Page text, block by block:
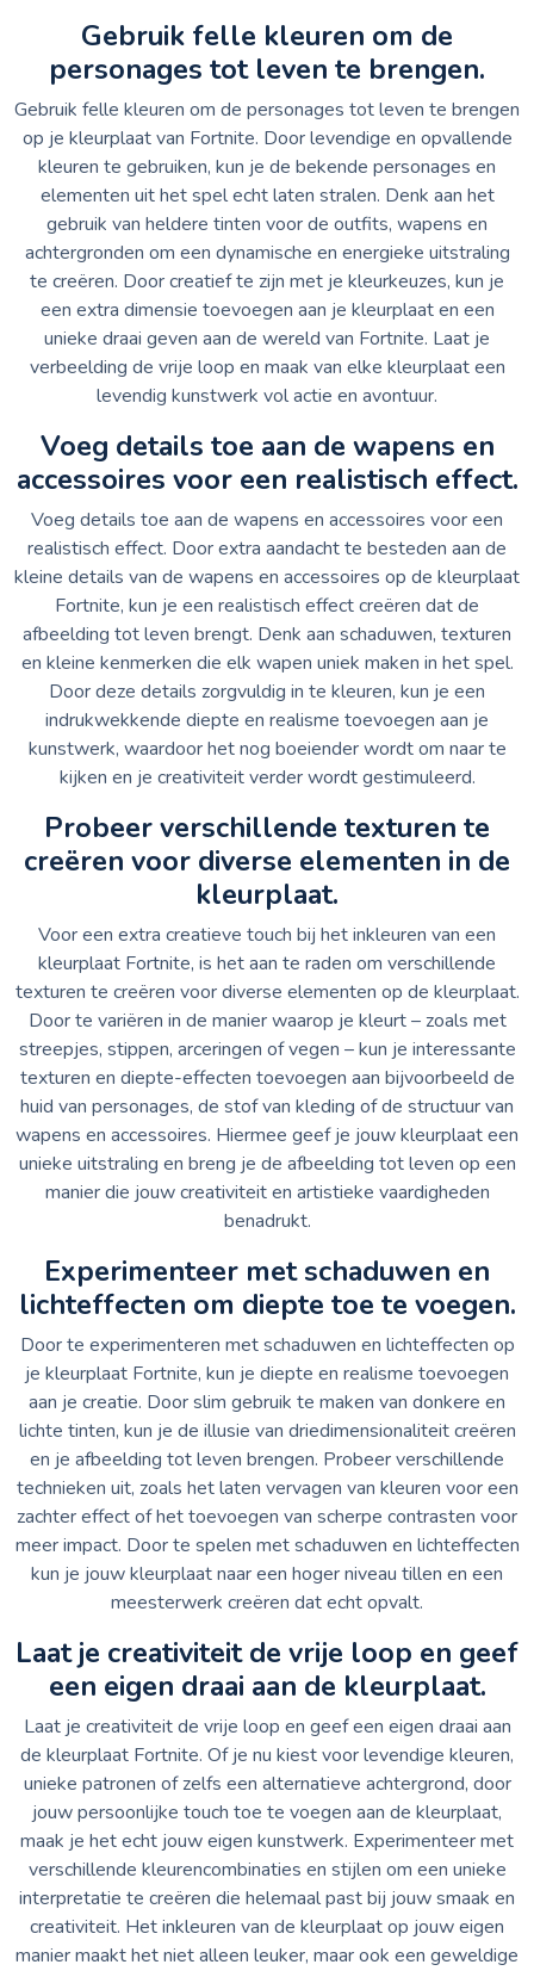
Gebruik felle kleuren om de
personages tot leven te brengen.
Gebruik felle kleuren om de personages tot leven te brengen
op je kleurplaat van Fortnite. Door levendige en opvallende
kleuren te gebruiken, kun je de bekende personages en
elementen uit het spel echt laten stralen. Denk aan het
gebruik van heldere tinten voor de outfits, wapens en
achtergronden om een dynamische en energieke uitstraling
te creëren. Door creatief te zijn met je kleurkeuzes, kun je
een extra dimensie toevoegen aan je kleurplaat en een
unieke draai geven aan de wereld van Fortnite. Laat je
verbeelding de vrije loop en maak van elke kleurplaat een
levendig kunstwerk vol actie en avontuur.
Voeg details toe aan de wapens en
accessoires voor een realistisch effect.
Voeg details toe aan de wapens en accessoires voor een
realistisch effect. Door extra aandacht te besteden aan de
kleine details van de wapens en accessoires op de kleurplaat
Fortnite, kun je een realistisch effect creëren dat de
afbeelding tot leven brengt. Denk aan schaduwen, texturen
en kleine kenmerken die elk wapen uniek maken in het spel.
Door deze details zorgvuldig in te kleuren, kun je een
indrukwekkende diepte en realisme toevoegen aan je
kunstwerk, waardoor het nog boeiender wordt om naar te
kijken en je creativiteit verder wordt gestimuleerd.
Probeer verschillende texturen te
creëren voor diverse elementen in de
kleurplaat.
Voor een extra creatieve touch bij het inkleuren van een
kleurplaat Fortnite, is het aan te raden om verschillende
texturen te creëren voor diverse elementen op de kleurplaat.
Door te variëren in de manier waarop je kleurt – zoals met
streepjes, stippen, arceringen of vegen – kun je interessante
texturen en diepte-effecten toevoegen aan bijvoorbeeld de
huid van personages, de stof van kleding of de structuur van
wapens en accessoires. Hiermee geef je jouw kleurplaat een
unieke uitstraling en breng je de afbeelding tot leven op een
manier die jouw creativiteit en artistieke vaardigheden
benadrukt.
Experimenteer met schaduwen en
lichteffecten om diepte toe te voegen.
Door te experimenteren met schaduwen en lichteffecten op
je kleurplaat Fortnite, kun je diepte en realisme toevoegen
aan je creatie. Door slim gebruik te maken van donkere en
lichte tinten, kun je de illusie van driedimensionaliteit creëren
en je afbeelding tot leven brengen. Probeer verschillende
technieken uit, zoals het laten vervagen van kleuren voor een
zachter effect of het toevoegen van scherpe contrasten voor
meer impact. Door te spelen met schaduwen en lichteffecten
kun je jouw kleurplaat naar een hoger niveau tillen en een
meesterwerk creëren dat echt opvalt.
Laat je creativiteit de vrije loop en geef
een eigen draai aan de kleurplaat.
Laat je creativiteit de vrije loop en geef een eigen draai aan
de kleurplaat Fortnite. Of je nu kiest voor levendige kleuren,
unieke patronen of zelfs een alternatieve achtergrond, door
jouw persoonlijke touch toe te voegen aan de kleurplaat,
maak je het echt jouw eigen kunstwerk. Experimenteer met
verschillende kleurencombinaties en stijlen om een unieke
interpretatie te creëren die helemaal past bij jouw smaak en
creativiteit. Het inkleuren van de kleurplaat op jouw eigen
manier maakt het niet alleen leuker, maar ook een geweldige